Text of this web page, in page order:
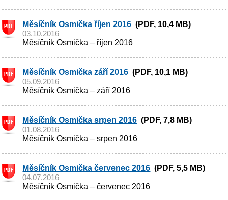
Měsíčník Osmička říjen 2016 (PDF, 10,4 MB)
03.10.2016
Měsíčník Osmička – říjen 2016
Měsíčník Osmička září 2016 (PDF, 10,1 MB)
05.09.2016
Měsíčník Osmička – září 2016
Měsíčník Osmička srpen 2016 (PDF, 7,8 MB)
01.08.2016
Měsíčník Osmička – srpen 2016
Měsíčník Osmička červenec 2016 (PDF, 5,5 MB)
04.07.2016
Měsíčník Osmička – červenec 2016